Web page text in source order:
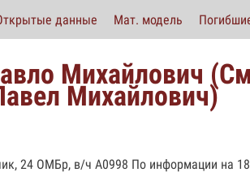
данные Мат. модель
Михайлович
Михайлович)
24 ОМБр, в/ч А0998 По информации на